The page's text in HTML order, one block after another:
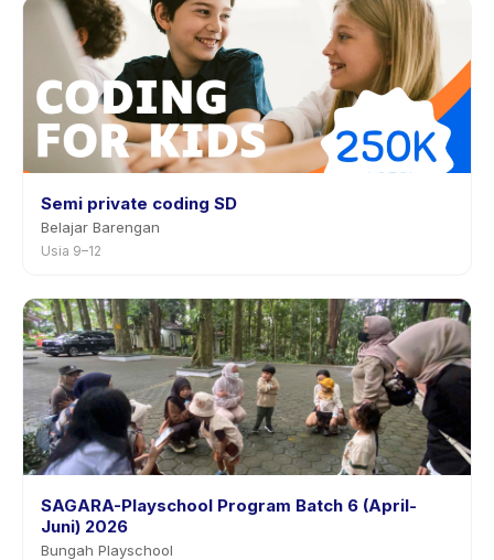
pemberitahuan sebelumnya.
Semi private coding SD
Belajar Barengan
Usia 9–12
SAGARA-Playschool Program Batch 6 (April-
Juni) 2026
Bungah Playschool